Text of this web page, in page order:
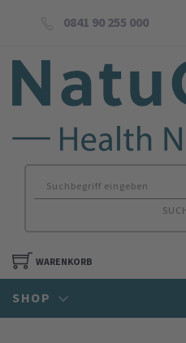
0841 90 255 000
WARENKORB
SHOP